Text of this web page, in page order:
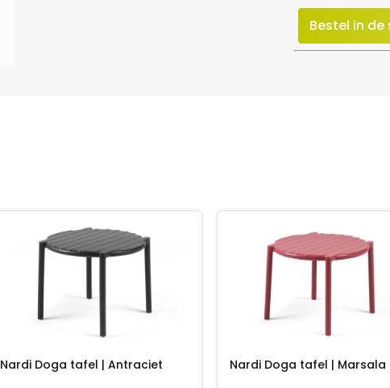
Bestel in de
Nardi Doga tafel | Antraciet Nardi Doga tafel |